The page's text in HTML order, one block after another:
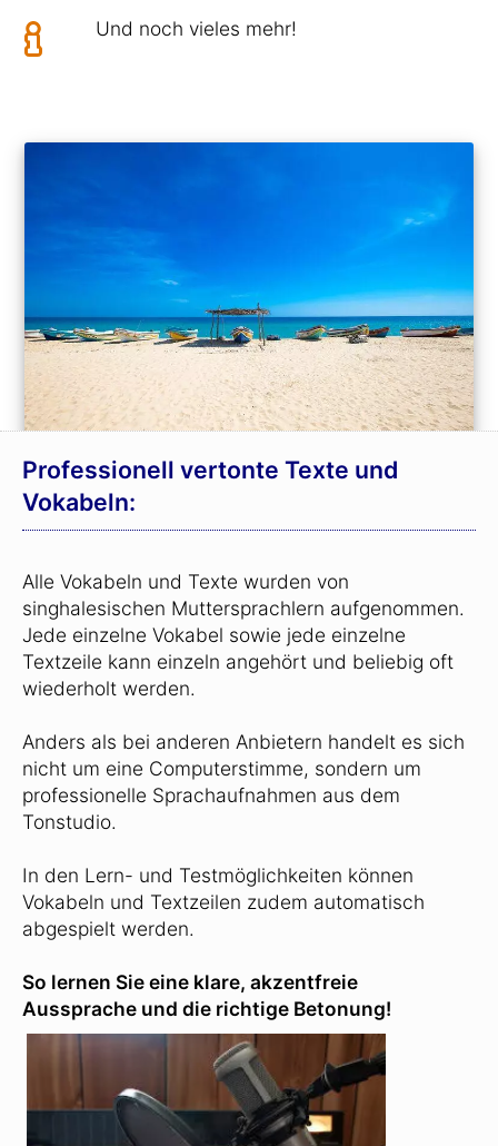
Und noch vieles mehr!
Professionell vertonte Texte und
Vokabeln:
Alle Vokabeln und Texte wurden von
singhalesischen Muttersprachlern aufgenommen.
Jede einzelne Vokabel sowie jede einzelne
Textzeile kann einzeln angehört und beliebig oft
wiederholt werden.
Anders als bei anderen Anbietern handelt es sich
nicht um eine Computerstimme, sondern um
professionelle Sprachaufnahmen aus dem
Tonstudio.
In den Lern- und Testmöglichkeiten können
Vokabeln und Textzeilen zudem automatisch
abgespielt werden.
So lernen Sie eine klare, akzentfreie
Aussprache und die richtige Betonung!